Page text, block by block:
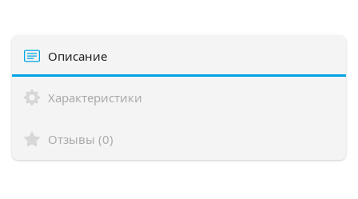
Описание
Характеристики
Отзывы (0)